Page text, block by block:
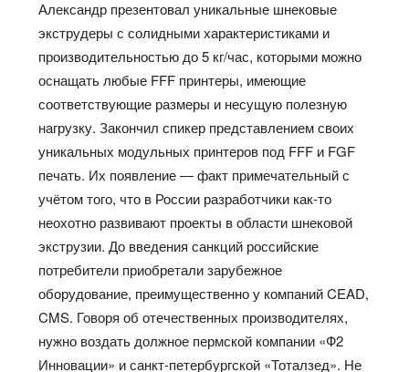
Александр презентовал уникальные шнековые
экструдеры с солидными характеристиками и
производительностью до 5 кг/час, которыми можно
оснащать любые FFF принтеры, имеющие
соответствующие размеры и несущую полезную
нагрузку. Закончил спикер представлением своих
уникальных модульных принтеров под FFF и FGF
печать. Их появление — факт примечательный с
учётом того, что в России разработчики как-то
неохотно развивают проекты в области шнековой
экструзии. До введения санкций российские
потребители приобретали зарубежное
оборудование, преимущественно у компаний CEAD,
CMS. Говоря об отечественных производителях,
нужно воздать должное пермской компании «Ф2
Инновации» и санкт-петербургской «Тоталзед». Не